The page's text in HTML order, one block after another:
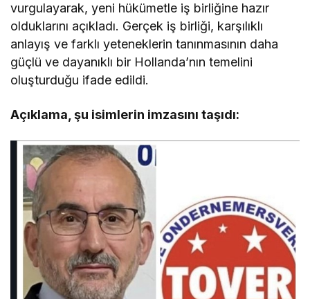
vurgulayarak, yeni hükümetle iş birliğine hazır
olduklarını açıkladı. Gerçek iş birliği, karşılıklı
anlayış ve farklı yeteneklerin tanınmasının daha
güçlü ve dayanıklı bir Hollanda’nın temelini
oluşturduğu ifade edildi.
Açıklama, şu isimlerin imzasını taşıdı: